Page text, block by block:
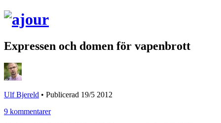
Expressen och domen för vapenbrott
Ulf Bjereld • Publicerad 19/5 2012
9 kommentarer